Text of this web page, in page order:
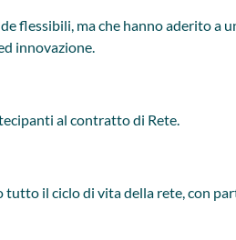
flessibili, ma che hanno aderito a
innovazione.
al contratto di Rete.
il ciclo di vita della rete, con